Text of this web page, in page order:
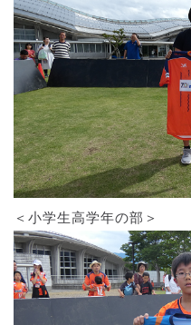
＜小学生高学年の部＞